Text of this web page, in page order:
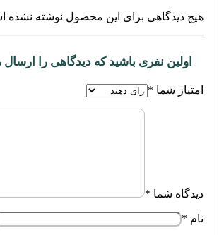
هیچ دیدگاهی برای این محصول نوشته نشده
اولین نفری باشید که دیدگاهی را ارسال می
امتیاز شما *
دیدگاه شما *
نام *